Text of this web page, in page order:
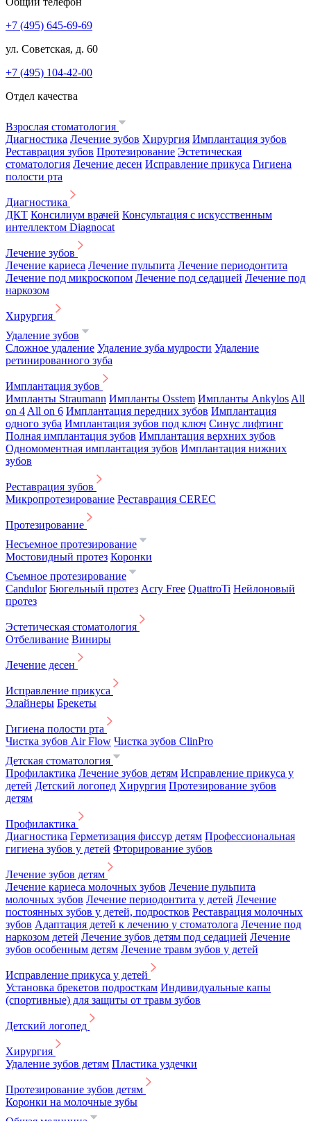
+7 (495) 645-69-69
ул. Советская, д. 60
+7 (495) 104-42-00
Отдел качества
Взрослая стоматология
Диагностика Лечение зубов Хирургия Имплантация зубов
Реставрация зубов Протезирование Эстетическая
стоматология Лечение десен Исправление прикуса Гигиена
полости рта
Диагностика
ДКТ Консилиум врачей Консультация с искусственным
интеллектом Diagnocat
Лечение зубов
Лечение кариеса Лечение пульпита Лечение периодонтита
Лечение под микроскопом Лечение под седацией Лечение под
наркозом
Хирургия
Удаление зубов
Сложное удаление Удаление зуба мудрости Удаление
ретинированного зуба
Имплантация зубов
Импланты Straumann Импланты Osstem Импланты Ankylos All
on 4 All on 6 Имплантация передних зубов Имплантация
одного зуба Имплантация зубов под ключ Синус лифтинг
Полная имплантация зубов Имплантация верхних зубов
Одномоментная имплантация зубов Имплантация нижних
зубов
Реставрация зубов
Микропротезирование Реставрация CEREC
Протезирование
Несъемное протезирование
Мостовидный протез Коронки
Съемное протезирование
Candulor Бюгельный протез Acry Free QuattroTi Нейлоновый
протез
Эстетическая стоматология
Отбеливание Виниры
Лечение десен
Исправление прикуса
Элайнеры Брекеты
Гигиена полости рта
Чистка зубов Air Flow Чистка зубов ClinPro
Детская стоматология
Профилактика Лечение зубов детям Исправление прикуса у
детей Детский логопед Хирургия Протезирование зубов
детям
Профилактика
Диагностика Герметизация фиссур детям Профессиональная
гигиена зубов у детей Фторирование зубов
Лечение зубов детям
Лечение кариеса молочных зубов Лечение пульпита
молочных зубов Лечение периодонтита у детей Лечение
постоянных зубов у детей, подростков Реставрация молочных
зубов Адаптация детей к лечению у стоматолога Лечение под
наркозом детей Лечение зубов детям под седацией Лечение
зубов особенным детям Лечение травм зубов у детей
Исправление прикуса у детей
Установка брекетов подросткам Индивидуальные капы
(спортивные) для защиты от травм зубов
Детский логопед
Хирургия
Удаление зубов детям Пластика уздечки
Протезирование зубов детям
Коронки на молочные зубы